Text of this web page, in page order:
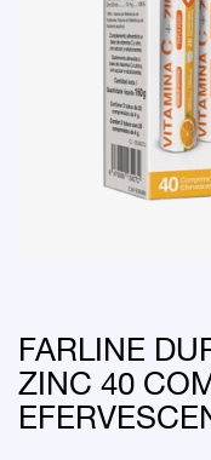
FARLINE
ZINC 40